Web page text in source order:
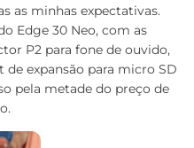
Anatel
as minhas expectativas.
Edge 30 Neo, com as
P2 para fone de ouvido,
expansão para micro SD
pela metade do preço de